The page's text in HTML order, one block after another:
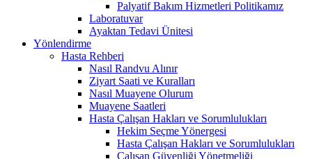
Palyatif Bakım Hizmetleri Politikamız
Laboratuvar
Ayaktan Tedavi Ünitesi
Yönlendirme
Hasta Rehberi
Nasıl Randvu Alınır
Ziyart Saati ve Kuralları
Nasıl Muayene Olurum
Muayene Saatleri
Hasta Çalışan Hakları ve Sorumlulukları
Hekim Seçme Yönergesi
Hasta Çalışan Hakları ve Sorumlulukları
Çalışan Güvenliği Yönetmeliği